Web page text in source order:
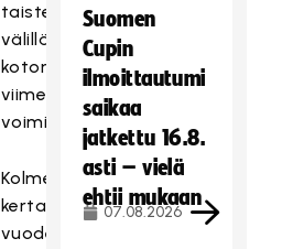
taistelleet
välillä
kotona
viimeisillä
voimillaan.
Kolme
kertaa
vuoden
Suomen
Cupin
ilmoittautumi
saikaa
jatkettu 16.8.
asti – vielä
ehtii mukaan
07.08.2026